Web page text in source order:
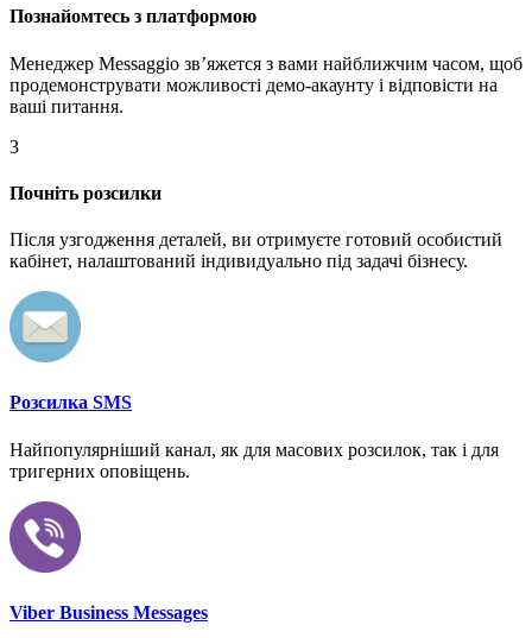
Познайомтесь з платформою
Менеджер Messaggio звʼяжется з вами найближчим часом, щоб
продемонструвати можливості демо-акаунту і відповісти на
ваші питання.
3
Почніть розсилки
Після узгодження деталей, ви отримуєте готовий особистий
кабінет, налаштований індивидуально під задачі бізнесу.
Розсилка SMS
Найпопулярніший канал, як для масових розсилок, так і для
тригерних оповіщень.
Viber Business Messages